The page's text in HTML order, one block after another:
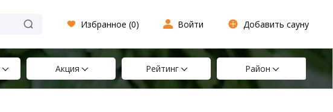
Избранное (0) Войти Добавить сауну
Акция Рейтинг Район